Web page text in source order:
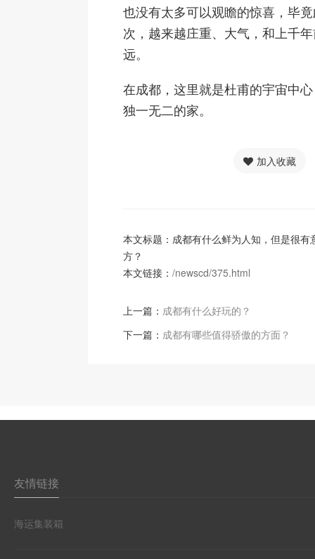
也没有太多可以观瞻的惊喜，毕
次，越来越庄重、大气，和上千
远。
在成都，这里就是杜甫的宇宙中
独一无二的家。
加入收藏
本文标题：成都有什么鲜为人知，但是很有
方？
本文链接： /newscd/375.html
上一篇： 成都有什么好玩的？
下一篇： 成都有哪些值得骄傲的方面？
友情链接
海运集装箱